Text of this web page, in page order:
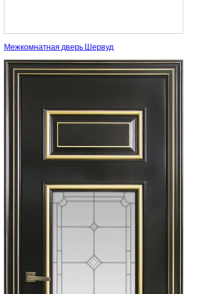
Межкомнатная дверь Шервуд